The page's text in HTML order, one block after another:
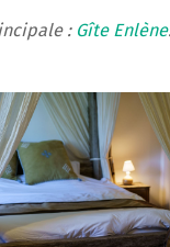
: Gîte Enlène